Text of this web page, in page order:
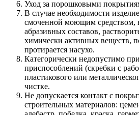
Уход за порошковыми
В случае необходимости
смоченной моющим
абразивных составов,
химически активных веществ,
протирается насухо.
Категорически недопустимо
приспособлений (скребки с
пластикового или
чистке.
Не допускается контакт с
строительных материалов: